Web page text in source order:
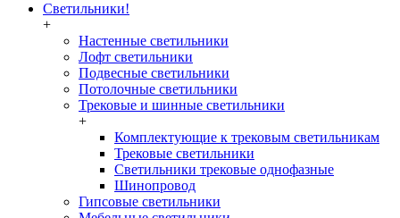
Светильники!
+
Настенные светильники
Лофт светильники
Подвесные светильники
Потолочные светильники
Трековые и шинные светильники
+
Комплектующие к трековым светильникам
Трековые светильники
Светильники трековые однофазные
Шинопровод
Гипсовые светильники